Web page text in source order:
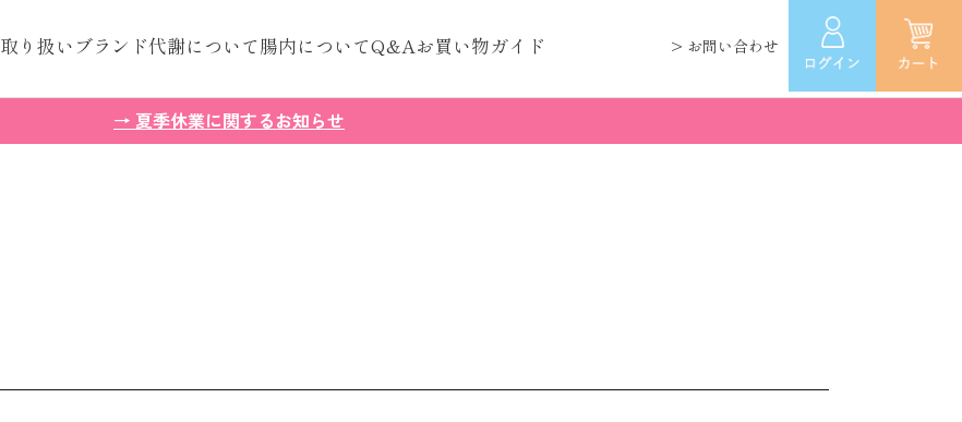
取り扱いブランド代謝について腸内についてQ&Aお買い物ガイド > お問い合わせ
→ 夏季休業に関するお知らせ